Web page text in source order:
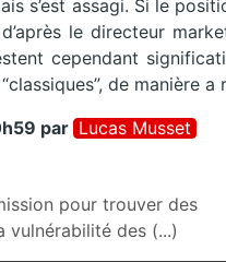
s’est assagi. Si le
le directeur
cependant
de manière
par Lucas Musset
pour trouver des
vulnérabilité des (...)